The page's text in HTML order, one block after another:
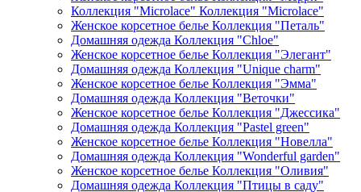
Коллекция "Microlace" Коллекция "Microlace"
Женское корсетное белье Коллекция "Петаль"
Домашняя одежда Коллекция "Chloe"
Женское корсетное белье Коллекция "Элегант"
Домашняя одежда Коллекция "Unique charm"
Женское корсетное белье Коллекция "Эмма"
Домашняя одежда Коллекция "Веточки"
Женское корсетное белье Коллекция "Джессика"
Домашняя одежда Коллекция "Pastel green"
Женское корсетное белье Коллекция "Новелла"
Домашняя одежда Коллекция "Wonderful garden"
Женское корсетное белье Коллекция "Оливия"
Домашняя одежда Коллекция "Птицы в саду"